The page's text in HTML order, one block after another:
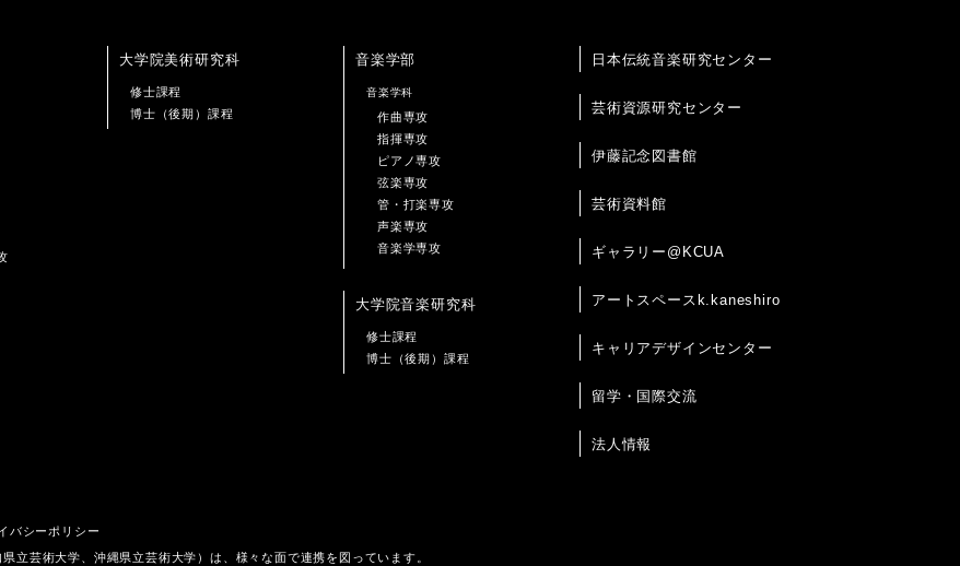
大学院美術研究科
修士課程
博士（後期）課程
音楽学部
音楽学科
作曲専攻
指揮専攻
ピアノ専攻
弦楽専攻
管・打楽専攻
声楽専攻
音楽学専攻
大学院音楽研究科
修士課程
博士（後期）課程
日本伝統音楽研究センター
芸術資源研究センター
伊藤記念図書館
芸術資料館
ギャラリー@KCUA
アートスペースk.kaneshiro
キャリアデザインセンター
留学・国際交流
法人情報
バシーポリシー
立芸術大学、沖縄県立芸術大学）は、様々な面で連携を図っています。